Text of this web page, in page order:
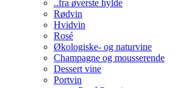
..fra øverste hylde
Rødvin
Hvidvin
Rosé
Økologiske- og naturvine
Champagne og mousserende
Dessert vine
Portvin